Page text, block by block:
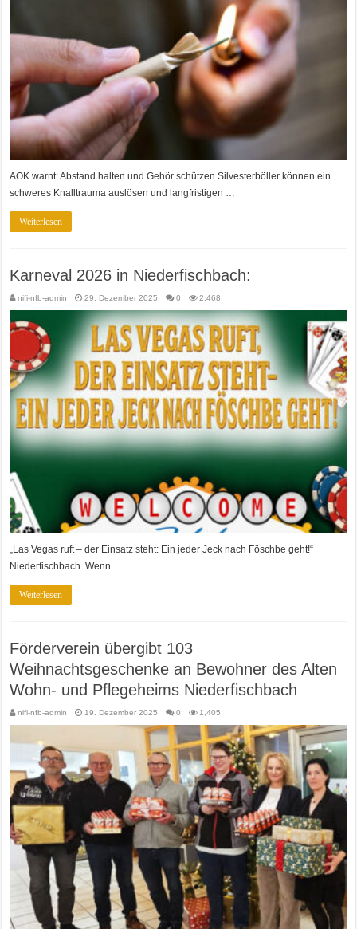
AOK warnt: Abstand halten und Gehör schützen Silvesterböller können ein
schweres Knalltrauma auslösen und langfristigen …
Weiterlesen
Karneval 2026 in Niederfischbach:
nifi-nfb-admin 29. Dezember 2025 0 2,468
„Las Vegas ruft – der Einsatz steht: Ein jeder Jeck nach Föschbe geht!“
Niederfischbach. Wenn …
Weiterlesen
Förderverein übergibt 103
Weihnachtsgeschenke an Bewohner des Alten
Wohn- und Pflegeheims Niederfischbach
nifi-nfb-admin 19. Dezember 2025 0 1,405